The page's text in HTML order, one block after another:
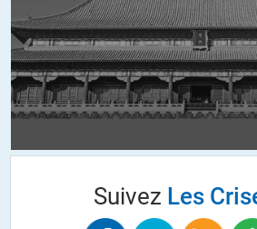
Le sylaédre//31.03.2015 à
Et encore
Granulé.
Suivez Les